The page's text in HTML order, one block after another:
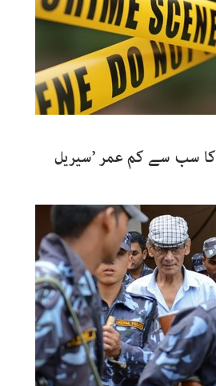
کا سب سے کم عمر ’سیریل